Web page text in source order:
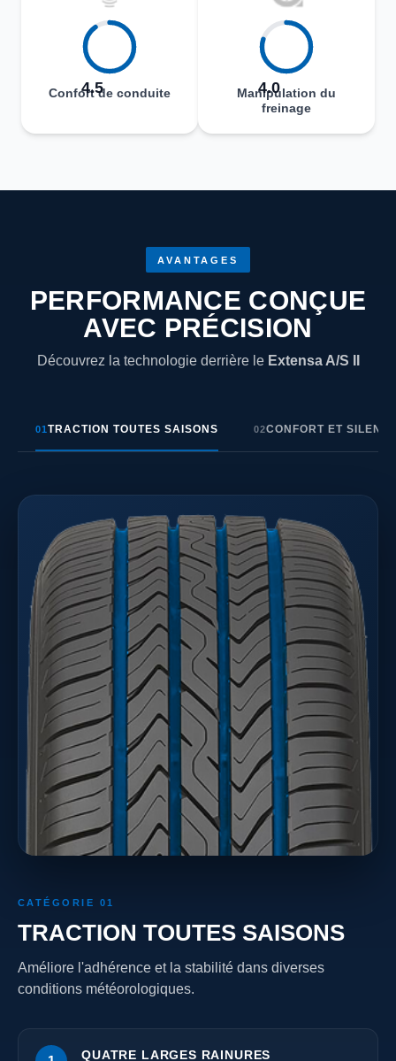
4.5
Confort de conduite 4.0
Manipulation du
freinage
AVANTAGES
PERFORMANCE CONÇUE
AVEC PRÉCISION
Découvrez la technologie derrière le Extensa A/S II
01TRACTION TOUTES SAISONS 02CONFORT ET
CATÉGORIE 01
TRACTION TOUTES SAISONS
Améliore l'adhérence et la stabilité dans diverses
conditions météorologiques.
QUATRE LARGES RAINURES